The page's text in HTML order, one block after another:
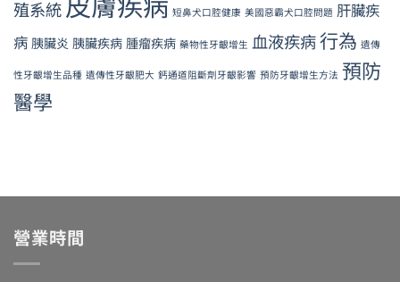
殖系統
短鼻犬口腔健康 美國惡霸犬口腔問題 肝臟疾
病 胰臟炎 胰臟疾病 腫瘤疾病 藥物性牙齦增生 血液疾病行為 遺傳
性牙齦增生品種 遺傳性牙齦肥大 鈣通道阻斷劑牙齦影響 預防牙齦增生方法 預防
醫學
營業時間